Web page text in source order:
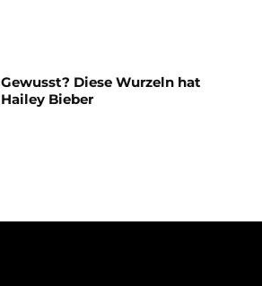
Gewusst? Diese Wurzeln hat
Hailey Bieber